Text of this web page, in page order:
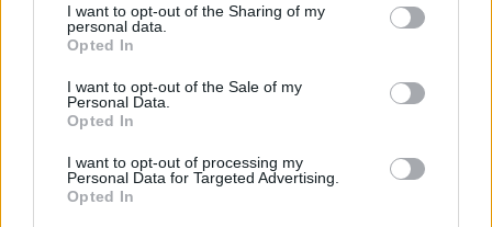
I want to opt-out of the Sharing of my
personal data.
Opted In
I want to opt-out of the Sale of my
Personal Data.
Opted In
I want to opt-out of processing my
Personal Data for Targeted Advertising.
Opted In
BIZTONSÁG
Alapfelszereltségünk
a biztonság
Vezess magabiztosan, tudva, hogy az autód a
legmagasabb biztonsági előírásoknak felel meg.